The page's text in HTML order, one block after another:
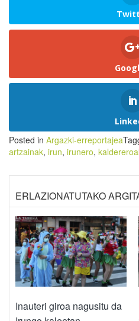
Posted in Argazki-erreportajea
artzainak, irun, irunero,
ERLAZIONATUTAKO
Inauteri giroa nagusitu da